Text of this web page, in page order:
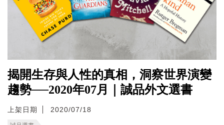
揭開生存與人性的真相，洞察世界演變
趨勢──2020年07月｜誠品外文選書
上架日期 2020/07/18